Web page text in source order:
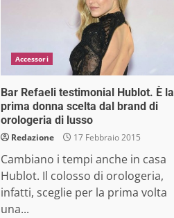
Accessori
Bar Refaeli testimonial Hublot. È la
prima donna scelta dal brand di
orologeria di lusso
Redazione 17 Febbraio 2015
Cambiano i tempi anche in casa
Hublot. Il colosso di orologeria,
infatti, sceglie per la prima volta
una...